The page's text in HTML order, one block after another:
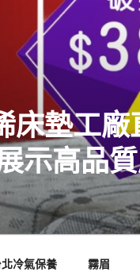
床墊工
示高品
冷氣保養 霧眉